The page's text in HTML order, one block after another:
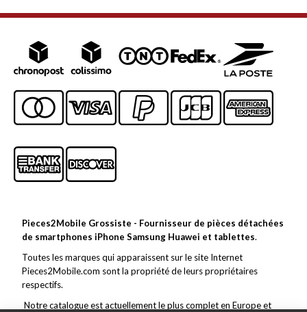
Pieces2Mobile Grossiste - Fournisseur de pièces détachées
de smartphones iPhone Samsung Huawei et tablettes.
Toutes les marques qui apparaissent sur le site Internet
Pieces2Mobile.com sont la propriété de leurs propriétaires
respectifs.
Notre catalogue est actuellement le plus complet en Europe et